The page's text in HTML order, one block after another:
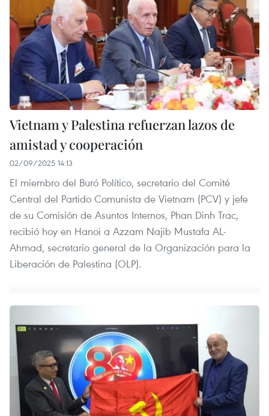
Vietnam y Palestina refuerzan lazos de
amistad y cooperación
02/09/2025 14:13
El miembro del Buró Político, secretario del Comité
Central del Partido Comunista de Vietnam (PCV) y jefe
de su Comisión de Asuntos Internos, Phan Dinh Trac,
recibió hoy en Hanoi a Azzam Najib Mustafa AL-
Ahmad, secretario general de la Organización para la
Liberación de Palestina (OLP).